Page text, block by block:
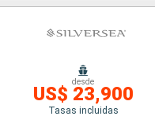
desde
US$ 23,900
Tasas incluidas